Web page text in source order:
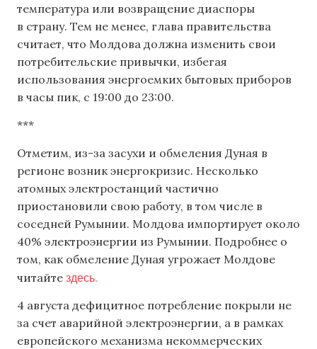
температура или возвращение диаспоры
в страну. Тем не менее, глава правительства
считает, что Молдова должна изменить свои
потребительские привычки, избегая
использования энергоемких бытовых приборов
в часы пик, с 19:00 до 23:00.
***
Отметим, из-за засухи и обмеления Дуная в
регионе возник энергокризис. Несколько
атомных электростанций частично
приостановили свою работу, в том числе в
соседней Румынии. Молдова импортирует около
40% электроэнергии из Румынии. Подробнее о
том, как обмеление Дуная угрожает Молдове
читайте здесь.
4 августа дефицитное потребление покрыли не
за счет аварийной электроэнергии, а в рамках
европейского механизма некоммерческих